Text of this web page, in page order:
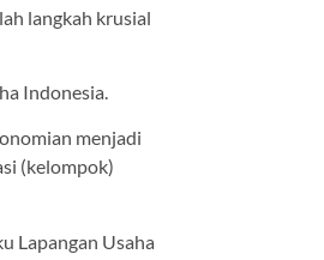
langkah krusial
Indonesia.
menjadi
(kelompok)
Lapangan Usaha